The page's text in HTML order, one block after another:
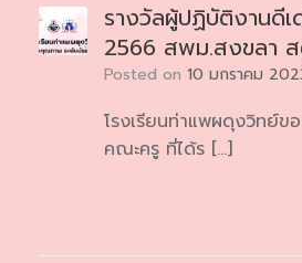
รางวัลผู้ปฏิบัติงานดีเ
2566 สพม.สงขลา
Posted on 10 มกราคม
โรงเรียนท่าแพผดุงวิทย์
คณะครู ที่ได้ร […]